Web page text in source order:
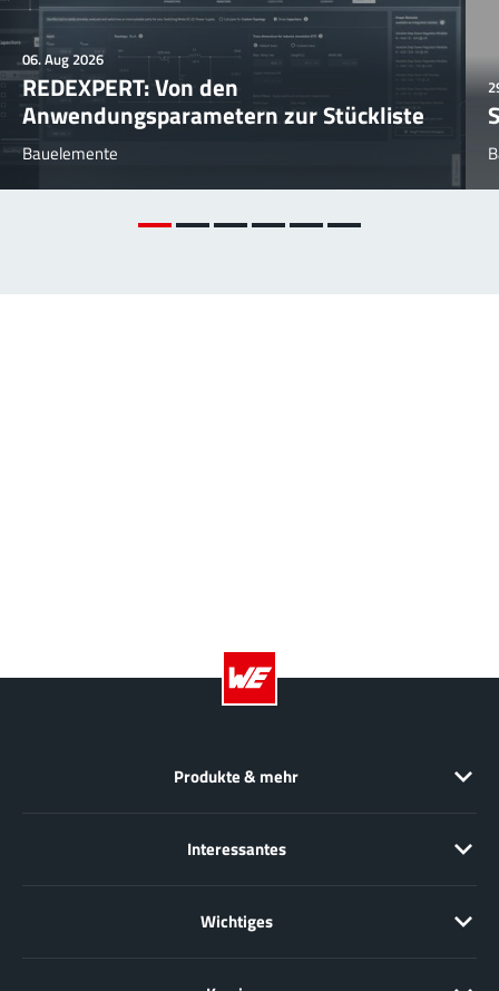
06. Aug 2026
REDEXPERT: Von den
Anwendungsparametern zur Stückliste
Bauelemente
Produkte & mehr
Interessantes
Wichtiges